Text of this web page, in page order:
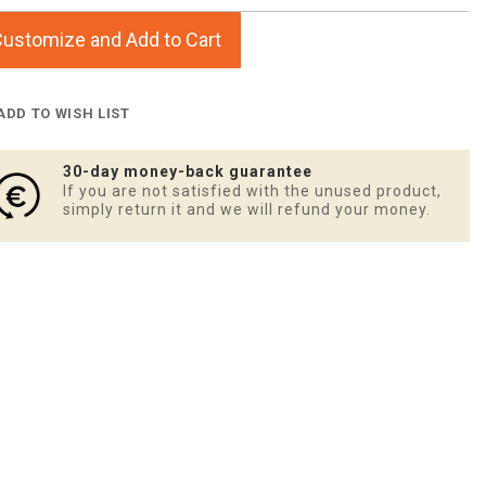
and Add to Cart
TO WISH LIST
30-day money-back guarantee
If you are not satisfied with the unused product,
simply return it and we will refund your money.